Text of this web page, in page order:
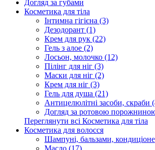
Догляд за губами
Косметика для тіла
Інтимна гігієна (3)
Дезодорант (1)
Крем для рук (22)
Гель з алое (2)
Лосьон, молочко (12)
Пілінг для ніг (3)
Маски для ніг (2)
Крем для ніг (3)
Гель для душа (21)
Антицелюлітні засоби, скраби
Догляд за ротовою
Переглянути всі Косметика для тіла
Косметика для волосся
Шампуні, бальзами,
Масло (17)